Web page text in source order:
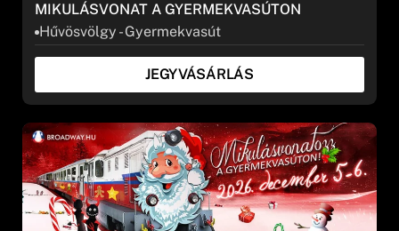
MIKULÁSVONAT A GYERMEKVASÚTON
Hűvösvölgy - Gyermekvasút
JEGYVÁSÁRLÁS